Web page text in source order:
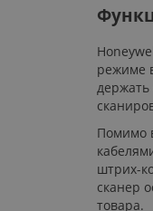
режиме
Помимо
штрих-
сканер
товара.